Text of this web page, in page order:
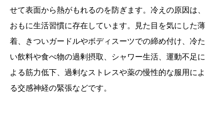
せて表面から熱がもれるのを防ぎます。冷えの原因は、
おもに生活習慣に存在しています。見た目を気にした薄
着、きついガードルやボディスーツでの締め付け、冷た
い飲料や食べ物の過剰摂取、シャワー生活、運動不足に
よる筋力低下、過剰なストレスや薬の慢性的な服用によ
る交感神経の緊張などです。